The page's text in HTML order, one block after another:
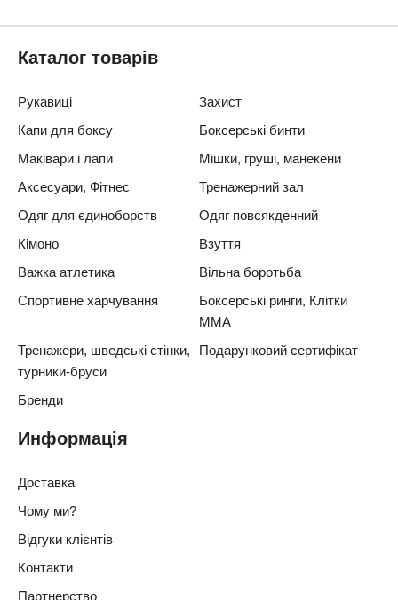
Каталог товарів
Рукавиці
Захист
Капи для боксу
Боксерські бинти
Маківари і лапи
Мішки, груші, манекени
Аксесуари, Фітнес
Тренажерний зал
Одяг для єдиноборств
Одяг повсякденний
Кімоно
Взуття
Важка атлетика
Вільна боротьба
Спортивне харчування
Боксерські ринги, Клітки
ММА
Тренажери, шведські стінки,
турники-бруси
Подарунковий сертифікат
Бренди
Информація
Доставка
Чому ми?
Відгуки клієнтів
Контакти
Партнерство